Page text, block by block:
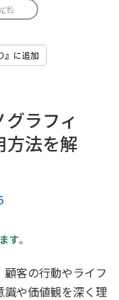
だけます。
定性
』に追加
グラフィ
方法を解
す。
客の行動やライフ
や価値観を深く理